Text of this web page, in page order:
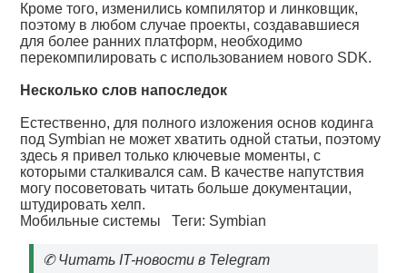
Кроме того, изменились компилятор и линковщик,
поэтому в любом случае проекты, создававшиеся
для более ранних платформ, необходимо
перекомпилировать с использованием нового SDK.
Несколько слов напоследок
Естественно, для полного изложения основ кодинга
под Symbian не может хватить одной статьи, поэтому
здесь я привел только ключевые моменты, с
которыми сталкивался сам. В качестве напутствия
могу посоветовать читать больше документации,
штудировать хелп.
Мобильные системы Теги: Symbian
✆Читать IT-новости в Telegram